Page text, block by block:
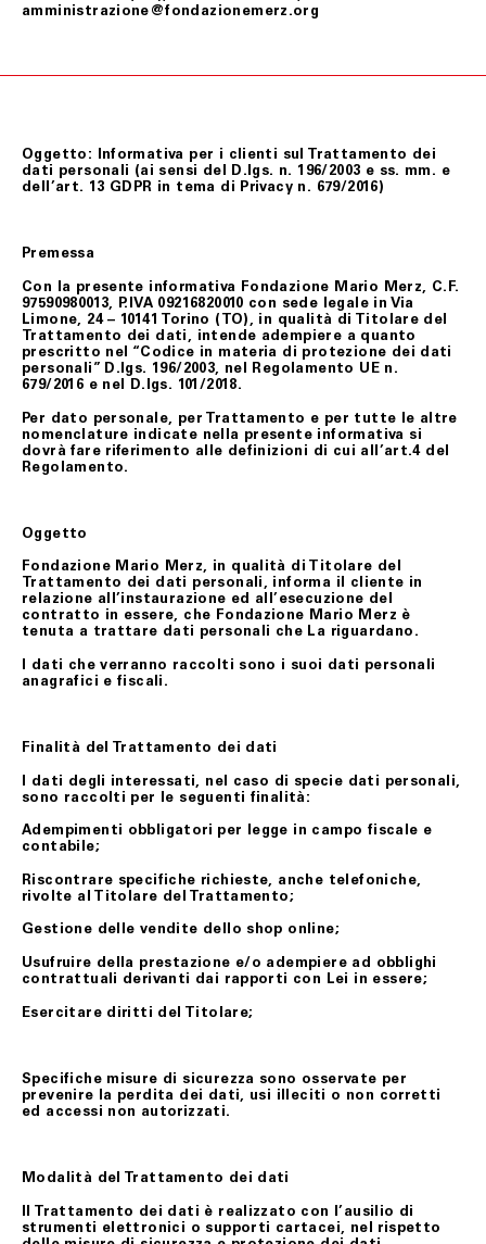
amministrazione@fondazionemerz.org
Oggetto: Informativa per i clienti sul Trattamento dei
dati personali (ai sensi del D.lgs. n. 196/2003 e ss. mm. e
dell’art. 13 GDPR in tema di Privacy n. 679/2016)
Premessa
Con la presente informativa Fondazione Mario Merz, C.F.
97590980013, P.IVA 09216820010 con sede legale in Via
Limone, 24 – 10141 Torino (TO), in qualità di Titolare del
Trattamento dei dati, intende adempiere a quanto
prescritto nel “Codice in materia di protezione dei dati
personali” D.lgs. 196/2003, nel Regolamento UE n.
679/2016 e nel D.lgs. 101/2018.
Per dato personale, per Trattamento e per tutte le altre
nomenclature indicate nella presente informativa si
dovrà fare riferimento alle definizioni di cui all’art.4 del
Regolamento.
Oggetto
Fondazione Mario Merz, in qualità di Titolare del
Trattamento dei dati personali, informa il cliente in
relazione all’instaurazione ed all’esecuzione del
contratto in essere, che Fondazione Mario Merz è
tenuta a trattare dati personali che La riguardano.
I dati che verranno raccolti sono i suoi dati personali
anagrafici e fiscali.
Finalità del Trattamento dei dati
I dati degli interessati, nel caso di specie dati personali,
sono raccolti per le seguenti finalità:
Adempimenti obbligatori per legge in campo fiscale e
contabile;
Riscontrare specifiche richieste, anche telefoniche,
rivolte al Titolare del Trattamento;
Gestione delle vendite dello shop online;
Usufruire della prestazione e/o adempiere ad obblighi
contrattuali derivanti dai rapporti con Lei in essere;
Esercitare diritti del Titolare;
Specifiche misure di sicurezza sono osservate per
prevenire la perdita dei dati, usi illeciti o non corretti
ed accessi non autorizzati.
Modalità del Trattamento dei dati
Il Trattamento dei dati è realizzato con l’ausilio di
strumenti elettronici o supporti cartacei, nel rispetto